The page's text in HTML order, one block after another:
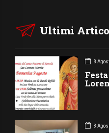
Ultimi
8
8